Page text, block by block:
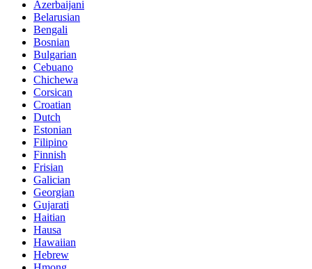
Azerbaijani
Belarusian
Bengali
Bosnian
Bulgarian
Cebuano
Chichewa
Corsican
Croatian
Dutch
Estonian
Filipino
Finnish
Frisian
Galician
Georgian
Gujarati
Haitian
Hausa
Hawaiian
Hebrew